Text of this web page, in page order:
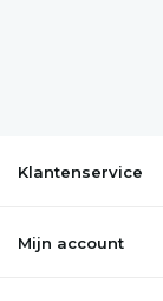
Klantenservice
Mijn account